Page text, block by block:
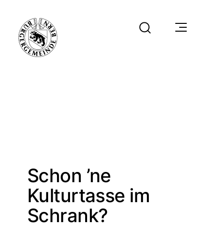
Schon ’ne
Kulturtasse im
Schrank?